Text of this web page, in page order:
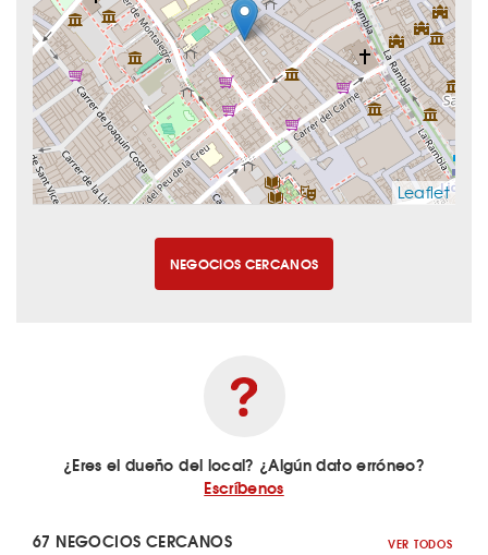
Leaflet
NEGOCIOS CERCANOS
¿Eres el dueño del local? ¿Algún dato erróneo?
Escríbenos
67 NEGOCIOS CERCANOS VER TODOS